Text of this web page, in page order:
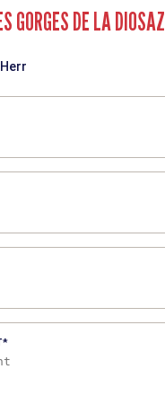
GORGES DE LA DIOSAZ
Herr